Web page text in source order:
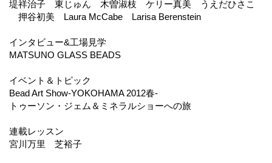
堤祥治子 東じゅん 木曽淑枝 ケリー真美 うえだひさこ
押谷初美 Laura McCabe Larisa Berenstein
インタビュー&工場見学
MATSUNO GLASS BEADS
イベント＆トピック
Bead Art Show-YOKOHAMA 2012春-
トゥーソン・ジェム＆ミネラルショーへの旅
連載レッスン
宮川万里 芝裕子